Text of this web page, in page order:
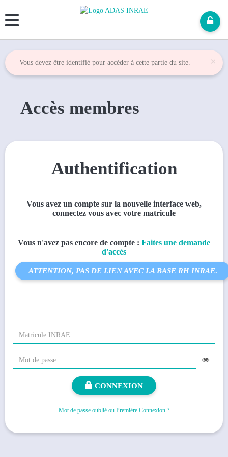
×
Vous devez être identifié pour accéder à cette partie du site.
Accès membres
Authentification
Vous avez un compte sur la nouvelle interface web,
connectez vous avec votre matricule
Vous n'avez pas encore de compte : Faites une demande
d'accès
ATTENTION, PAS DE LIEN AVEC LA BASE RH INRAE.
CONNEXION
Mot de passe oublié ou Première Connexion ?
Panneau de gestion des cookies